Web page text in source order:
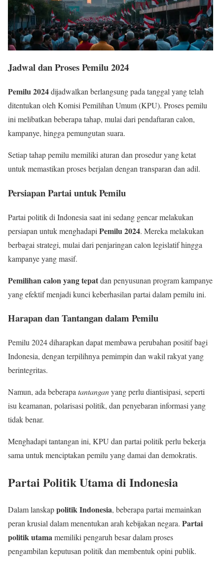
Jadwal dan Proses Pemilu 2024
Pemilu 2024dijadwalkan berlangsung pada tanggal yang telah
ditentukan oleh Komisi Pemilihan Umum (KPU). Proses pemilu
ini melibatkan beberapa tahap, mulai dari pendaftaran calon,
kampanye, hingga pemungutan suara.
Setiap tahap pemilu memiliki aturan dan prosedur yang ketat
untuk memastikan proses berjalan dengan transparan dan adil.
Persiapan Partai untuk Pemilu
Partai politik di Indonesia saat ini sedang gencar melakukan
persiapan untuk menghadapi Pemilu 2024. Mereka melakukan
berbagai strategi, mulai dari penjaringan calon legislatif hingga
kampanye yang masif.
Pemilihan calon yang tepatdan penyusunan program kampanye
yang efektif menjadi kunci keberhasilan partai dalam pemilu ini.
Harapan dan Tantangan dalam Pemilu
Pemilu 2024 diharapkan dapat membawa perubahan positif bagi
Indonesia, dengan terpilihnya pemimpin dan wakil rakyat yang
berintegritas.
Namun, ada beberapa tantanganyang perlu diantisipasi, seperti
isu keamanan, polarisasi politik, dan penyebaran informasi yang
tidak benar.
Menghadapi tantangan ini, KPU dan partai politik perlu bekerja
sama untuk menciptakan pemilu yang damai dan demokratis.
Partai Politik Utama di Indonesia
Dalam lanskappolitik Indonesia, beberapa partai memainkan
peran krusial dalam menentukan arah kebijakan negara. Partai
politik utamamemiliki pengaruh besar dalam proses
pengambilan keputusan politik dan membentuk opini publik.